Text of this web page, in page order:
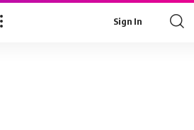
Sign In